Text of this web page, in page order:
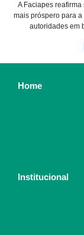
A Faciapes
mais próspero para
autoridades em
Home
Institucional